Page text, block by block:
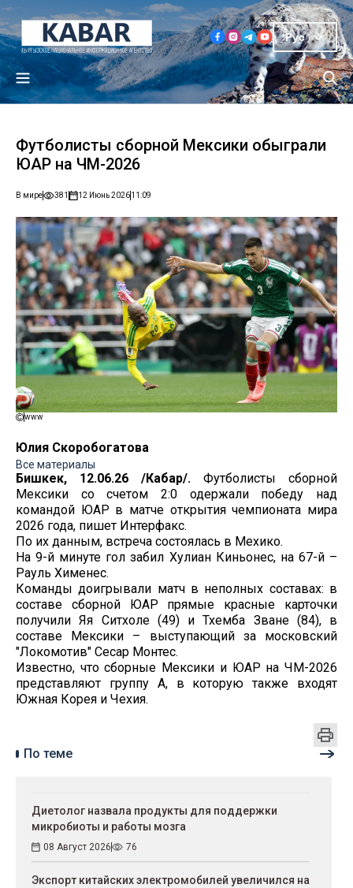
Рус
Футболисты сборной Мексики обыграли
ЮАР на ЧМ-2026
В мире 381 12 Июнь 202611:09
www
Юлия Скоробогатова
Все материалы
Бишкек, 12.06.26 /Кабар/. Футболисты сборной
Мексики со счетом 2:0 одержали победу над
командой ЮАР в матче открытия чемпионата мира
2026 года, пишет Интерфакс.
По их данным, встреча состоялась в Мехико.
На 9-й минуте гол забил Хулиан Киньонес, на 67-й –
Рауль Хименес.
Команды доигрывали матч в неполных составах: в
составе сборной ЮАР прямые красные карточки
получили Яя Ситхоле (49) и Тхемба Зване (84), в
составе Мексики – выступающий за московский
"Локомотив" Сесар Монтес.
Известно, что сборные Мексики и ЮАР на ЧМ-2026
представляют группу А, в которую также входят
Южная Корея и Чехия.
По теме
Диетолог назвала продукты для поддержки
микробиоты и работы мозга
08 Август 2026 76
Экспорт китайских электромобилей увеличился на